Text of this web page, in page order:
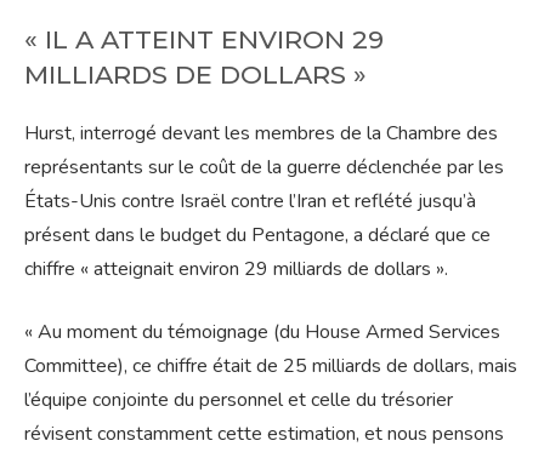
« IL A ATTEINT ENVIRON 29
MILLIARDS DE DOLLARS »
Hurst, interrogé devant les membres de la Chambre des
représentants sur le coût de la guerre déclenchée par les
États-Unis contre Israël contre l’Iran et reflété jusqu’à
présent dans le budget du Pentagone, a déclaré que ce
chiffre « atteignait environ 29 milliards de dollars ».
« Au moment du témoignage (du House Armed Services
Committee), ce chiffre était de 25 milliards de dollars, mais
l’équipe conjointe du personnel et celle du trésorier
révisent constamment cette estimation, et nous pensons